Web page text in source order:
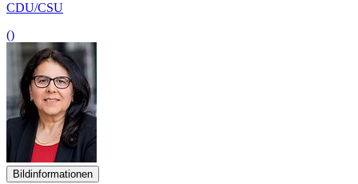
CDU/CSU
()
Bildinformationen